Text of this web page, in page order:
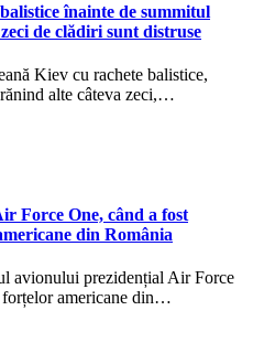
înainte de summitul
de clădiri sunt distruse
Kiev cu rachete balistice,
alte câteva zeci,…
Force One, când a fost
din România
avionului prezidențial Air Force
forțelor americane din…